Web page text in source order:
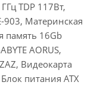
TDP 117Вт,
903, Материнская
память 16Gb
AORUS,
Видеокарта
питания ATX